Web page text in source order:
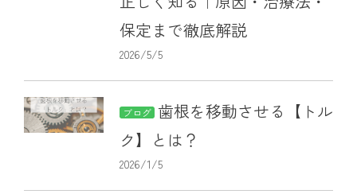
保定まで徹底解説
2026/5/5
ブログ 歯根を移動させる【トル
ク】とは？
2026/1/5